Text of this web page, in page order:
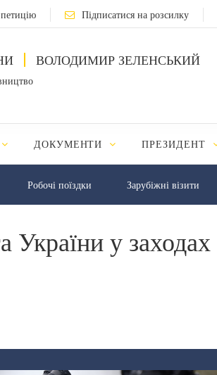
Підписатися на розсилку
ВОЛОДИМИР ЗЕЛЕНСЬКИЙ
ДОКУМЕНТИ ПРЕЗИДЕНТ
Робочі поїздки Зарубіжні візити
України у